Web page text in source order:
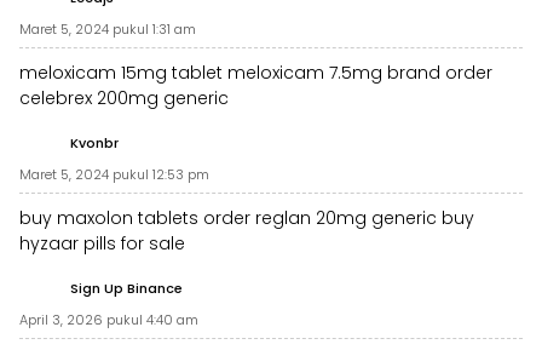
Maret 5, 2024 pukul 1:31 am
meloxicam 15mg tablet meloxicam 7.5mg brand order
celebrex 200mg generic
Kvonbr
Maret 5, 2024 pukul 12:53 pm
buy maxolon tablets order reglan 20mg generic buy
hyzaar pills for sale
Sign Up Binance
April 3, 2026 pukul 4:40 am